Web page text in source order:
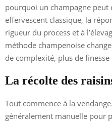
pourquoi un champagne peut
effervescent classique, la
rigueur du process et à
méthode champenoise
de complexité, plus de
La récolte des
Tout commence à la
généralement manuelle pour